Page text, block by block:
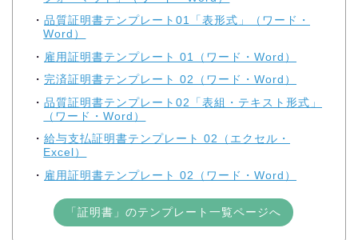
品質証明書テンプレート01「表形式」（ワード・
Word）
雇用証明書テンプレート 01（ワード・Word）
完済証明書テンプレート 02（ワード・Word）
品質証明書テンプレート02「表組・テキスト形式」
（ワード・Word）
給与支払証明書テンプレート 02（エクセル・
Excel）
雇用証明書テンプレート 02（ワード・Word）
「証明書」のテンプレート一覧ページへ